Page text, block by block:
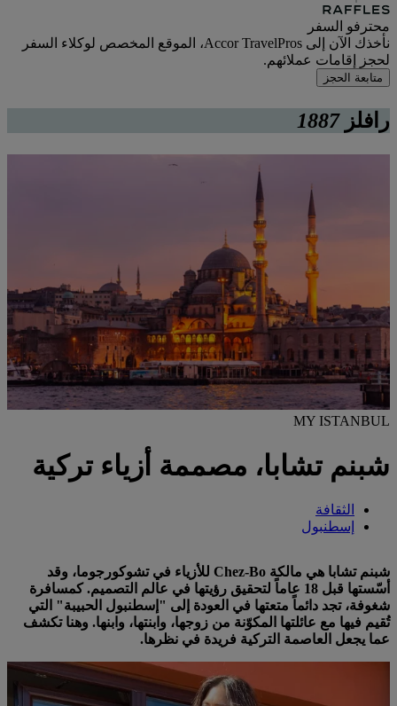
محترفو السفر
نأخذك الآن إلى Accor TravelPros، الموقع المخصص لوكلاء السفر
لحجز إقامات عملائهم.
متابعة الحجز
رافلز 1887
MY ISTANBUL
شبنم تشابا، مصممة أزياء تركية
الثقافة
إسطنبول
شبنم تشابا هي مالكة Chez-Bo للأزياء في تشوكورجوما، وقد
أسّستها قبل 18 عاماً لتحقيق رؤيتها في عالم التصميم. كمسافرة
شغوفة، تجد دائماً متعتها في العودة إلى "إسطنبول الحبيبة" التي
تُقيم فيها مع عائلتها المكوّنة من زوجها، وابنتها، وابنها. وهنا تكشف
عما يجعل العاصمة التركية فريدة في نظرها.